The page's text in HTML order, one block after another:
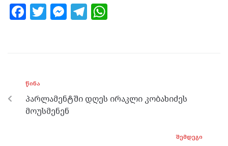
F
o
o
k
T M
er
T
m p
p
ᲬᲘᲜᲐ
პარლამენტში დღეს ირაკლი კობახიძეს
მოუსმენენ
ᲨᲔᲛᲓᲔᲒᲘ